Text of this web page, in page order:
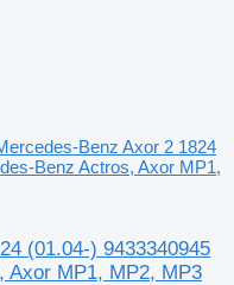
Benz Axor 2 1824
Benz Actros, Axor MP1,
(01.04-) 9433340945
Axor MP1, MP2, MP3